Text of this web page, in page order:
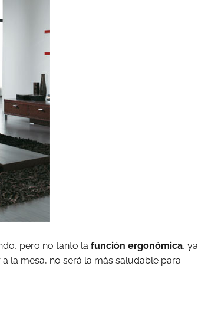
pero no tanto la función ergonómica, ya
la mesa, no será la más saludable para